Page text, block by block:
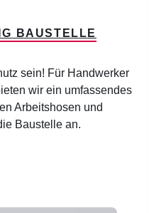
BAUSTELLE
sein! Für Handwerker
wir ein umfassendes
Arbeitshosen und
Baustelle an.